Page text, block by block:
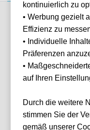
Verfügbare
kontinuierlich zu
• Werbung gezielt
Effizienz zu
• Individuelle
Präferenzen
•
auf Ihren
Durch die weitere
stimmen Sie der
gemäß unserer